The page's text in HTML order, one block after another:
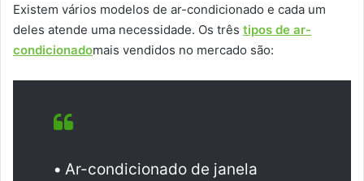
Existem vários modelos de ar-condicionado e cada um
deles atende uma necessidade. Os três tipos de ar-
condicionadomais vendidos no mercado são:
• Ar-condicionado de janela